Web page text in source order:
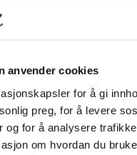
anvender cookies
for å gi
preg, for å levere
og for å analysere
om hvordan du